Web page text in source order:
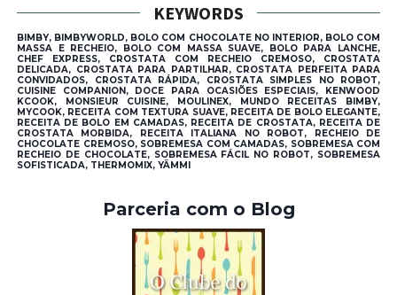
KEYWORDS
BIMBY, BIMBYWORLD, BOLO COM CHOCOLATE NO INTERIOR, BOLO COM
MASSA E RECHEIO, BOLO COM MASSA SUAVE, BOLO PARA LANCHE,
CHEF EXPRESS, CROSTATA COM RECHEIO CREMOSO, CROSTATA
DELICADA, CROSTATA PARA PARTILHAR, CROSTATA PERFEITA PARA
CONVIDADOS, CROSTATA RÁPIDA, CROSTATA SIMPLES NO ROBOT,
CUISINE COMPANION, DOCE PARA OCASIÕES ESPECIAIS, KENWOOD
KCOOK, MONSIEUR CUISINE, MOULINEX, MUNDO RECEITAS BIMBY,
MYCOOK, RECEITA COM TEXTURA SUAVE, RECEITA DE BOLO ELEGANTE,
RECEITA DE BOLO EM CAMADAS, RECEITA DE CROSTATA, RECEITA DE
CROSTATA MORBIDA, RECEITA ITALIANA NO ROBOT, RECHEIO DE
CHOCOLATE CREMOSO, SOBREMESA COM CAMADAS, SOBREMESA COM
RECHEIO DE CHOCOLATE, SOBREMESA FÁCIL NO ROBOT, SOBREMESA
SOFISTICADA, THERMOMIX, YÄMMI
Parceria com o Blog